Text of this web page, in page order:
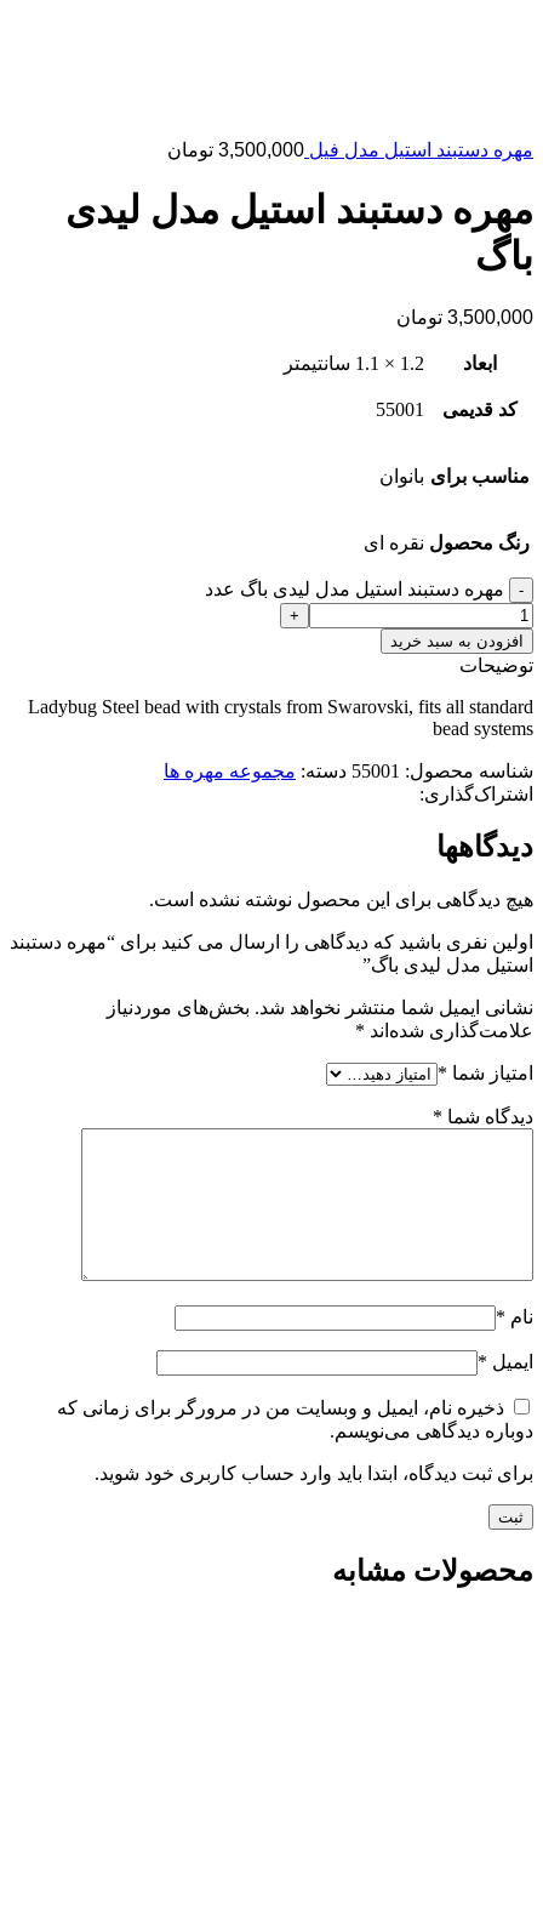
مهره دستبند استیل مدل فیل 3,500,000 تومان
مهره دستبند استیل مدل لیدی
باگ
3,500,000 تومان
ابعاد 1.2 × 1.1 سانتیمتر
کد قدیمی 55001
مناسب برای بانوان
رنگ محصول نقره ای
مهره دستبند استیل مدل لیدی باگ عدد
افزودن به سبد خرید
توضیحات
Ladybug Steel bead with crystals from Swarovski, fits all standard
bead systems
شناسه محصول: 55001 دسته: مجموعه مهره ها
اشتراک‌گذاری:
دیدگاهها
هیچ دیدگاهی برای این محصول نوشته نشده است.
اولین نفری باشید که دیدگاهی را ارسال می کنید برای “مهره دستبند
استیل مدل لیدی باگ”
نشانی ایمیل شما منتشر نخواهد شد. بخش‌های موردنیاز
علامت‌گذاری شده‌اند *
امتیاز شما *
دیدگاه شما *
نام *
ایمیل *
ذخیره نام، ایمیل و وبسایت من در مرورگر برای زمانی که
دوباره دیدگاهی می‌نویسم.
برای ثبت دیدگاه، ابتدا باید وارد حساب کاربری خود شوید.
محصولات مشابه